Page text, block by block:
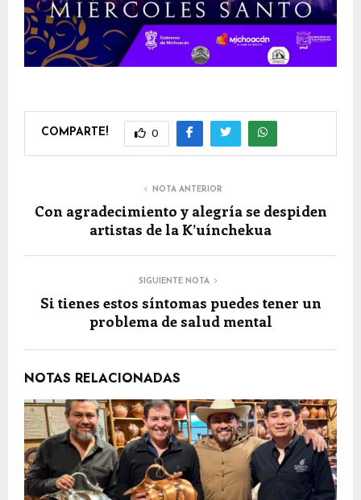
COMPARTE! 0
NOTA ANTERIOR
Con agradecimiento y alegría se despiden
artistas de la K’uínchekua
SIGUIENTE NOTA
Si tienes estos síntomas puedes tener un
problema de salud mental
NOTAS RELACIONADAS